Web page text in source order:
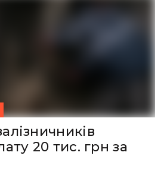
20 тис. грн за